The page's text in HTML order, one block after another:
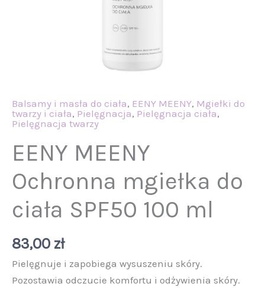
Balsamy i masła do ciała, EENY MEENY, Mgiełki do
twarzy i ciała, Pielęgnacja, Pielęgnacja ciała,
Pielęgnacja twarzy
EENY MEENY
Ochronna mgiełka do
ciała SPF50 100 ml
83,00 zł
Pielęgnuje i zapobiega wysuszeniu skóry.
Pozostawia odczucie komfortu i odżywienia skóry.